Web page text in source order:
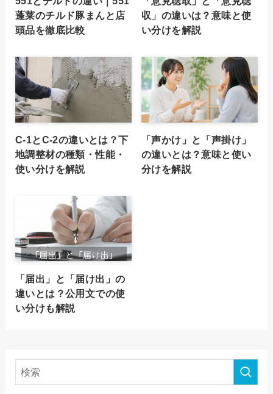
蓬莱のチルド豚まんと店
頭品を徹底比較
収」の違いは？意味と使
い分けを解説
C-1とC-2の違いとは？下
地調整材の種類・性能・
使い分けを解説
「声かけ」と「声掛け」
の違いとは？意味と使い
分けを解説
「届出」と「届け出」の
違いとは？公用文での使
い分けも解説